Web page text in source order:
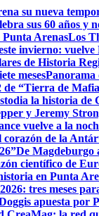
su nueva
sus 60 años y
ArenasLos
invierno:
de Historia
mesesPanorama
“Tierra de
la historia de
y Jeremy
vuelve a la
corazón de la
De Magdeburgo
científico de
en Punta
tres meses
apuesta por